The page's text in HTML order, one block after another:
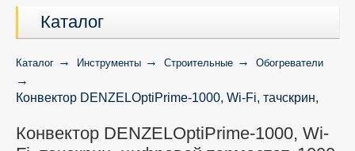
Каталог
Каталог Инструменты Строительные Обогреватели
Конвектор DENZELOptiPrime-1000, Wi-Fi, тачскрин,
Конвектор DENZELOptiPrime-1000, Wi-